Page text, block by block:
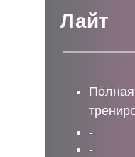
Лайт
-
-